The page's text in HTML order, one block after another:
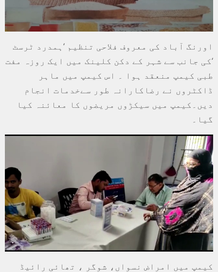
اورنگ آباد کی معروف فلاحی تنظیم ‘ہمدرد ٹرسٹ
‘کی جانب سے شہر کے دکن کلینک میں ایک روزہ مفت
طبی کیمپ منعقد ہوا ۔ اس کیمپ میں ماہر
ڈاکٹروں نے رضاکارانہ طور سےخدمات انجام
دیں۔کیمپ میں سیکڑوں مریضوں کا معائنہ کیا
گیا۔
کیمپ میں امراض نسواں، شوگر ، تھائی رائیڈ